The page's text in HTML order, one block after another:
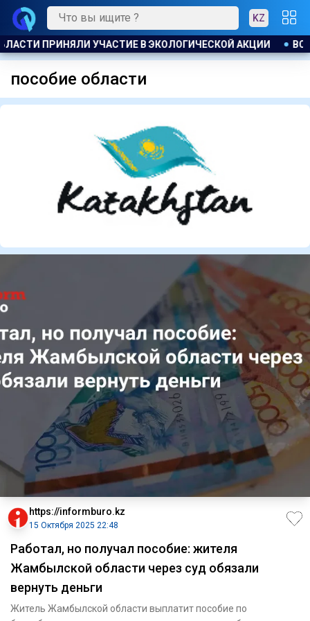
KZ
ПРИНЯЛИ УЧАСТИЕ В ЭКОЛОГИЧЕСКОЙ АКЦИИ
пособие области
https://informburo.kz
15 Октября 2025 22:48
Работал, но получал пособие: жителя
Жамбылской области через суд обязали
вернуть деньги
Житель Жамбылской области выплатит пособие по